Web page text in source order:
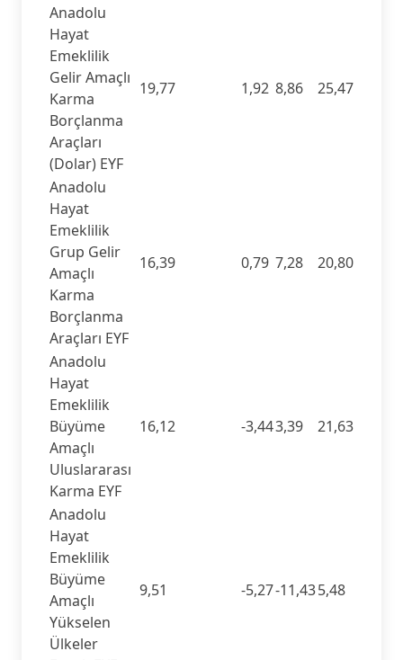
Anadolu
Hayat
Emeklilik
Gelir Amaçlı
Karma
Borçlanma
Araçları
(Dolar) EYF
19,77 1,92 8,86 25,47
Anadolu
Hayat
Emeklilik
Grup Gelir
Amaçlı
Karma
Borçlanma
Araçları EYF
16,39 0,79 7,28 20,80
Anadolu
Hayat
Emeklilik
Büyüme
Amaçlı
Uluslararası
Karma EYF
16,12 -3,443,39 21,63
Anadolu
Hayat
Emeklilik
Büyüme
Amaçlı
Yükselen
Ülkeler
9,51 -5,27-11,435,48